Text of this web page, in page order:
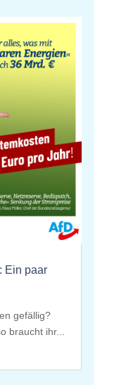
Ein paar
gefällig?
braucht ihr...